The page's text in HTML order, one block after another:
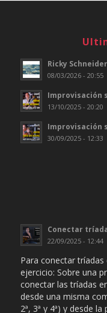
Ricky
08/03/2026 - 20:55
Improvisación
13/10/2025 - 20:20
Improvisación
30/09/2025 - 12:33
Conectar
22/09/2025 - 12:44
Para conectar
ejercicio: Sobre una
conectar las tríadas
desde una misma
2ª, 3ª y 4ª) y desde